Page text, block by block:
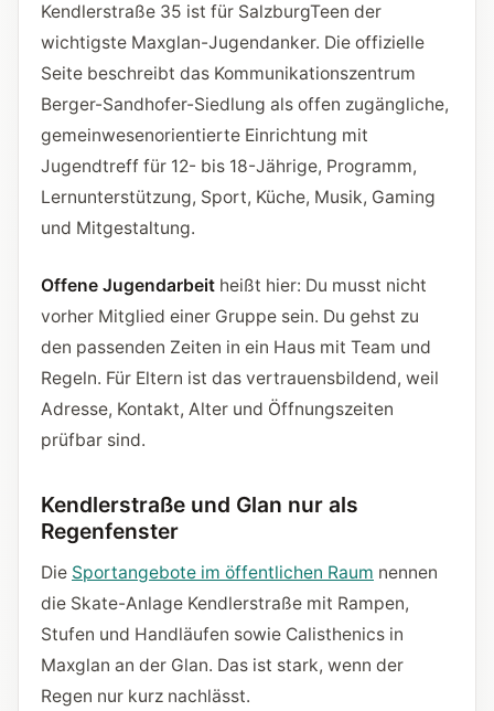
Kendlerstraße 35 ist für SalzburgTeen der
wichtigste Maxglan-Jugendanker. Die offizielle
Seite beschreibt das Kommunikationszentrum
Berger-Sandhofer-Siedlung als offen zugängliche,
gemeinwesenorientierte Einrichtung mit
Jugendtreff für 12- bis 18-Jährige, Programm,
Lernunterstützung, Sport, Küche, Musik, Gaming
und Mitgestaltung.
Offene Jugendarbeit heißt hier: Du musst nicht
vorher Mitglied einer Gruppe sein. Du gehst zu
den passenden Zeiten in ein Haus mit Team und
Regeln. Für Eltern ist das vertrauensbildend, weil
Adresse, Kontakt, Alter und Öffnungszeiten
prüfbar sind.
Kendlerstraße und Glan nur als
Regenfenster
Die Sportangebote im öffentlichen Raum nennen
die Skate-Anlage Kendlerstraße mit Rampen,
Stufen und Handläufen sowie Calisthenics in
Maxglan an der Glan. Das ist stark, wenn der
Regen nur kurz nachlässt.